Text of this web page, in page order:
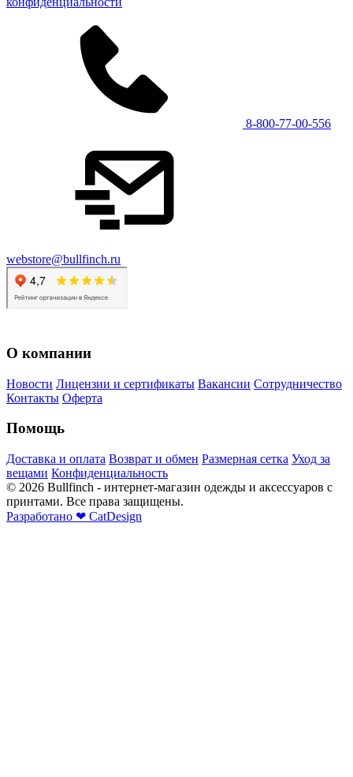
8-800-77-00-556
webstore@bullfinch.ru
О компании
Новости Лицензии и сертификаты Вакансии Сотрудничество
Контакты Оферта
Помощь
Доставка и оплата Возврат и обмен Размерная сетка Уход за
вещами Конфиденциальность
© 2026 Bullfinch - интернет-магазин одежды и аксессуаров с
принтами. Все права защищены.
Разработано ❤ CatDesign